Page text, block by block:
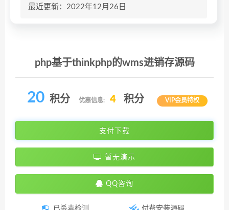
最近更新：2022年12月26日
php基于thinkphp的wms进销存源码
20 积分 优惠信息: 4 积分 VIP会员特权
支付下载
暂无演示
QQ咨询
已杀毒检测 付费安装源码